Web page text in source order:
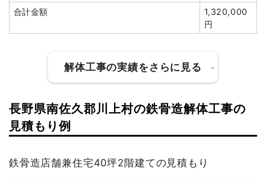
建物解体費用
総額 63万8,000円
金額
切り離し・補修工事
1式
60,000円
特殊車両
1式
12,000円
合計金額
1,320,000
円
解体工事の実績をさらに見る
建物の種類/構造
建物解体費用 120万2,837円
長野県南佐久郡川上村の鉄骨造解体工事の
見積もり例
鉄骨造店舗兼住宅40坪2階建ての見積もり